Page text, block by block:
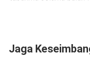
Jaga